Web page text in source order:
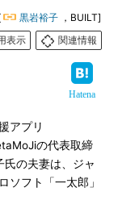
黒岩裕子 ，BUILT]
表示
関連情報
Hatena
アプリ
の代表取締
の夫妻は、ジャ
ソフト「一太郎」